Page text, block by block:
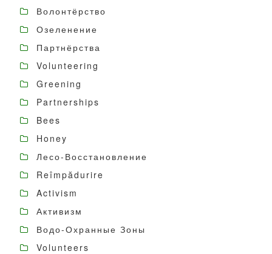
Волонтёрство
Озеленение
Партнёрства
Volunteering
Greening
Partnerships
Bees
Honey
Лесо-Восстановление
Reîmpădurire
Activism
Активизм
Водо-Охранные Зоны
Volunteers